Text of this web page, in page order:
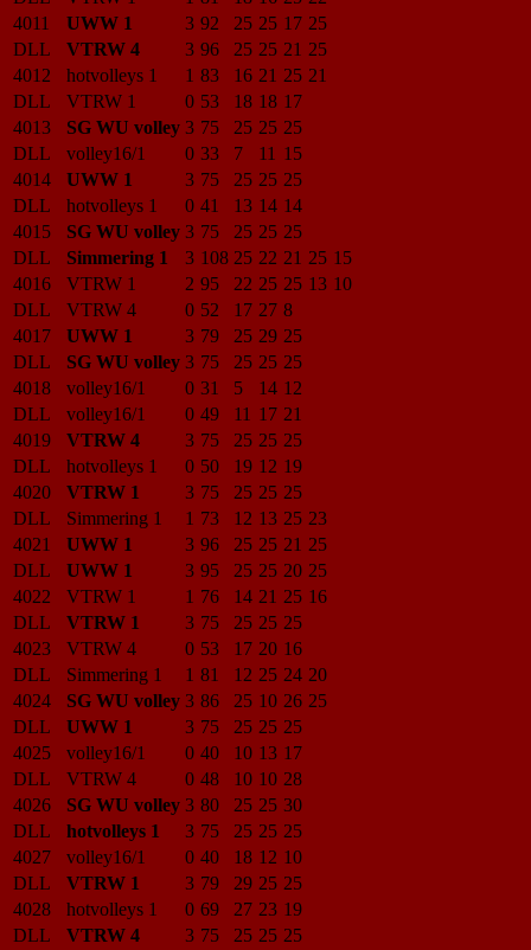
4011
UWW 1 3 92 25 25 17 25
DLL
VTRW 4 3 96 25 25 21 25
4012
hotvolleys 1 1 83 16 21 25 21
DLL
VTRW 1 0 53 18 18 17
4013
SG WU volley 3 75 25 25 25
DLL
volley16/1 0 33 7 11 15
4014
UWW 1 3 75 25 25 25
DLL
hotvolleys 1 0 41 13 14 14
4015
SG WU volley 3 75 25 25 25
DLL
Simmering 1 3 108 25 22 21 25 15
4016
VTRW 1 2 95 22 25 25 13 10
DLL
VTRW 4 0 52 17 27 8
4017
UWW 1 3 79 25 29 25
DLL
SG WU volley 3 75 25 25 25
4018
volley16/1 0 31 5 14 12
DLL
volley16/1 0 49 11 17 21
4019
VTRW 4 3 75 25 25 25
DLL
hotvolleys 1 0 50 19 12 19
4020
VTRW 1 3 75 25 25 25
DLL
Simmering 1 1 73 12 13 25 23
4021
UWW 1 3 96 25 25 21 25
DLL
UWW 1 3 95 25 25 20 25
4022
VTRW 1 1 76 14 21 25 16
DLL
VTRW 1 3 75 25 25 25
4023
VTRW 4 0 53 17 20 16
DLL
Simmering 1 1 81 12 25 24 20
4024
SG WU volley 3 86 25 10 26 25
DLL
UWW 1 3 75 25 25 25
4025
volley16/1 0 40 10 13 17
DLL
VTRW 4 0 48 10 10 28
4026
SG WU volley 3 80 25 25 30
DLL
hotvolleys 1 3 75 25 25 25
4027
volley16/1 0 40 18 12 10
DLL
VTRW 1 3 79 29 25 25
4028
hotvolleys 1 0 69 27 23 19
DLL
VTRW 4 3 75 25 25 25